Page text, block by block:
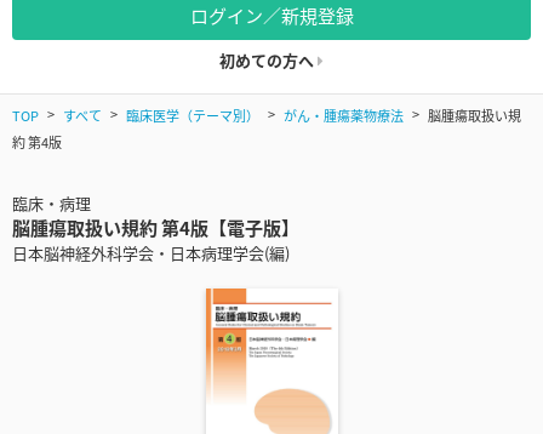
ログイン／新規登録
初めての方へ
TOP すべて 臨床医学（テーマ別） がん・腫瘍薬物療法
脳腫瘍取扱い規
約 第4版
臨床・病理
脳腫瘍取扱い規約 第4版【電子版】
日本脳神経外科学会・日本病理学会(編)